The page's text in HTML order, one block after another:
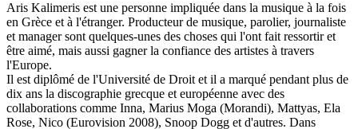
Aris Kalimeris est une personne impliquée dans la musique à la fois
en Grèce et à l'étranger. Producteur de musique, parolier, journaliste
et manager sont quelques-unes des choses qui l'ont fait ressortir et
être aimé, mais aussi gagner la confiance des artistes à travers
l'Europe.
Il est diplômé de l'Université de Droit et il a marqué pendant plus de
dix ans la discographie grecque et européenne avec des
collaborations comme Inna, Marius Moga (Morandi), Mattyas, Ela
Rose, Nico (Eurovision 2008), Snoop Dogg et d'autres. Dans